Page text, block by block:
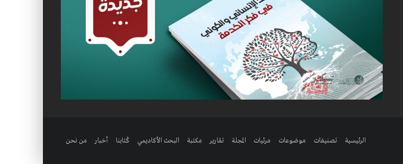
الرئيسية تصنيفات موضوعات مرئيات المجلة تقارير مكتبة البحث الأكاديمي كُتابنا أخبار من نحن